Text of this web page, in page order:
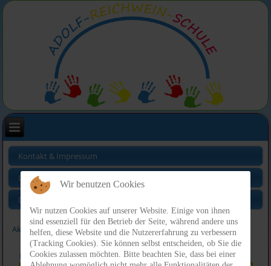
Kontakt & Impressum
Links
Datenschutz
Aktuelle Seite:Index
Benutzername*
Wir benutzen Cookies
Wir nutzen Cookies auf unserer Website. Einige von ihnen
sind essenziell für den Betrieb der Seite, während andere uns
helfen, diese Website und die Nutzererfahrung zu verbessern
(Tracking Cookies). Sie können selbst entscheiden, ob Sie die
Cookies zulassen möchten. Bitte beachten Sie, dass bei einer